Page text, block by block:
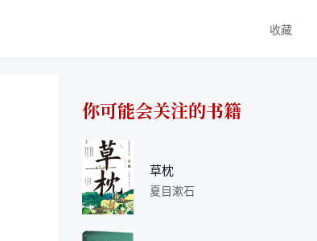
收藏
你可能会关注的书籍
草枕
夏目漱石